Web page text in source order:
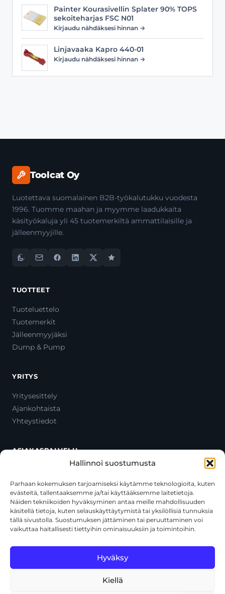
Hallinnoi suostumusta
Parhaan kokemuksen tarjoamiseksi käytämme teknologioita, kuten
evästeitä, tallentaaksemme ja/tai käyttääksemme laitetietoja.
Näiden tekniikoiden hyväksyminen antaa meille mahdollisuuden
käsitellä tietoja, kuten selauskäyttäytymistä tai yksilöllisiä tunnuksia
tällä sivustolla. Suostumuksen jättäminen tai peruuttaminen voi
vaikuttaa haitallisesti tiettyihin ominaisuuksiin ja toimintoihin.
Hyväksy
Kiellä
Painter Kourasivellin Splater 90% TOPS
sekoiteharjas FSC N01
Kirjaudu nähdäksesi hinnan →
Linjavaaka Kapro 440-01
Kirjaudu nähdäksesi hinnan →
Toolcat Oy
Luotettava suomalainen B2B-työkalutukku vuodesta
1996. Tuomme maahan ja myymme laadukkaita
käsityökaluja yli 45 tuotemerkiltä ammattilaisille ja
jälleenmyyjille.
TUOTTEET
Tuoteluettelo
Tuotemerkit
Jälleenmyyjäksi
Dump & Pump
YRITYS
Yritysesittely
Ajankohtaista
Yhteystiedot
ASIAKASPALVELU
Oma tili
Maksutavat
Toimitustavat
Usein kysytyt kysymykset
+358 44 270 3795
asiakaspalvelu@toolcat.fi